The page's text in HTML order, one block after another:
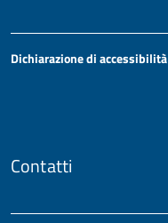
Dichiarazione di accessibilità
Contatti